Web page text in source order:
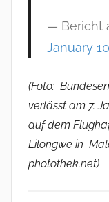
— Bericht
January
(Foto:
verlässt am 7.
auf dem
Lilongwe in
photothek.net)